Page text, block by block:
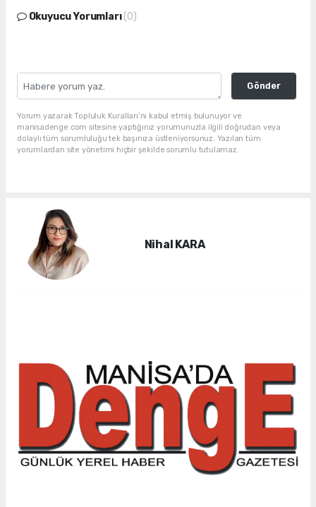
Okuyucu Yorumları(0)
Gönder
Yorum yazarak Topluluk Kuralları’nı kabul etmiş bulunuyor ve
manisadenge.com sitesine yaptığınız yorumunuzla ilgili doğrudan veya
dolaylı tüm sorumluluğu tek başınıza üstleniyorsunuz. Yazılan tüm
yorumlardan site yönetimi hiçbir şekilde sorumlu tutulamaz.
Nihal KARA